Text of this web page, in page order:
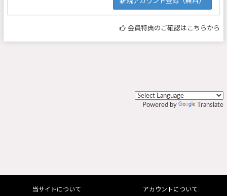
会員特典のご確認はこちらから
Powered by Translate
当サイトについて アカウントについて